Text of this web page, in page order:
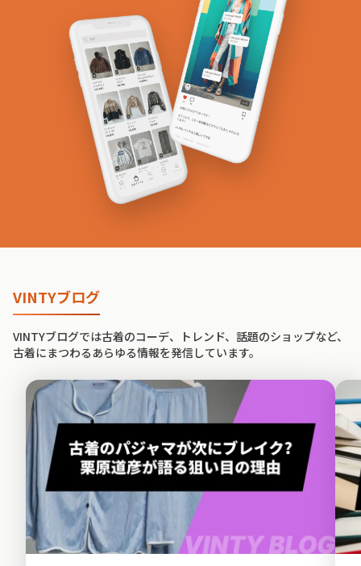
VINTYブログ
VINTYブログでは古着のコーデ、トレンド、話題のショップなど、
古着にまつわるあらゆる情報を発信しています。